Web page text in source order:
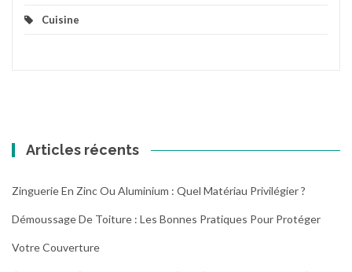
Cuisine
Articles récents
Zinguerie En Zinc Ou Aluminium : Quel Matériau Privilégier ?
Démoussage De Toiture : Les Bonnes Pratiques Pour Protéger
Votre Couverture